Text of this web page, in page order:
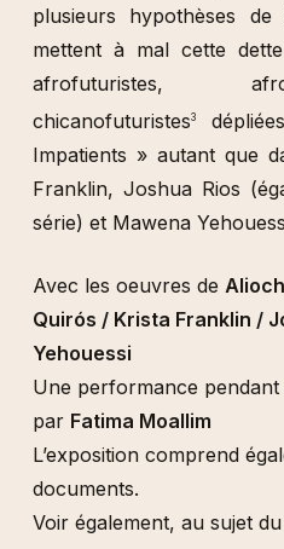
plusieurs hypothèses
mettent à mal cette
afrofuturistes,
chicanofuturistes3
Impatients » autant que
Franklin, Joshua Rios
série) et Mawena
Avec les oeuvres de
Quirós / Krista Franklin /
Yehouessi
Une performance pendant
par Fatima Moallim
L’exposition comprend
documents.
Voir également, au sujet